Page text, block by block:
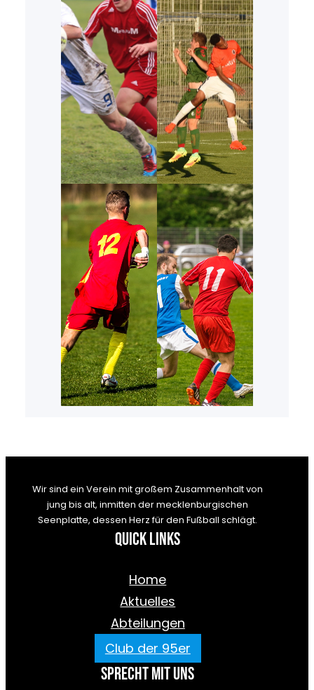
Wir sind ein Verein mit großem Zusammenhalt von
jung bis alt, inmitten der mecklenburgischen
Seenplatte, dessen Herz für den Fußball schlägt.
Quick Links
Home
Aktuelles
Abteilungen
Club der 95er
Sprecht mit uns